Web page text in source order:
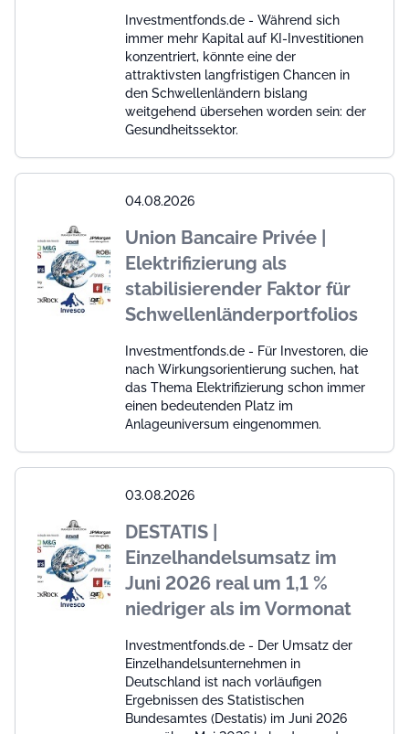
Investmentfonds.de - Während sich
immer mehr Kapital auf KI-Investitionen
konzentriert, könnte eine der
attraktivsten langfristigen Chancen in
den Schwellenländern bislang
weitgehend übersehen worden sein: der
Gesundheitssektor.
04.08.2026
Union Bancaire Privée |
Elektrifizierung als
stabilisierender Faktor für
Schwellenländerportfolios
Investmentfonds.de - Für Investoren, die
nach Wirkungsorientierung suchen, hat
das Thema Elektrifizierung schon immer
einen bedeutenden Platz im
Anlageuniversum eingenommen.
03.08.2026
DESTATIS |
Einzelhandelsumsatz im
Juni 2026 real um 1,1 %
niedriger als im Vormonat
Investmentfonds.de - Der Umsatz der
Einzelhandelsunternehmen in
Deutschland ist nach vorläufigen
Ergebnissen des Statistischen
Bundesamtes (Destatis) im Juni 2026